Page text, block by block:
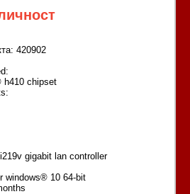
420902
h410 chipset
gigabit lan controller
windows® 10 64-bit